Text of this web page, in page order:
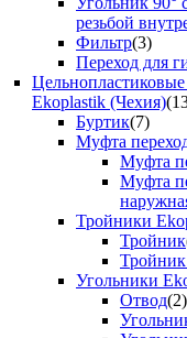
резьбой
Фильтр(3)
Переход для
Ekoplastik (Чехия)
Буртик(7)
Муфта
Муфта
Муфта
Тройники
Тройник
Угольники
Отвод(2)